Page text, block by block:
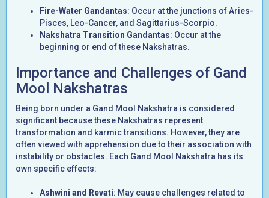
Fire-Water Gandantas: Occur at the junctions of Aries-
Pisces, Leo-Cancer, and Sagittarius-Scorpio.
Nakshatra Transition Gandantas: Occur at the
beginning or end of these Nakshatras.
Importance and Challenges of Gand
Mool Nakshatras
Being born under a Gand Mool Nakshatra is considered
significant because these Nakshatras represent
transformation and karmic transitions. However, they are
often viewed with apprehension due to their association with
instability or obstacles. Each Gand Mool Nakshatra has its
own specific effects:
Ashwini and Revati: May cause challenges related to